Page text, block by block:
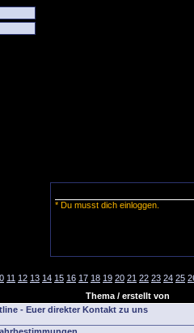
* Du musst dich einloggen.
11 12 13 14 15 16 17 18 19 20 21 22 23 24 25
Thema / erstellt von
- Euer direkter Kontakt zu uns